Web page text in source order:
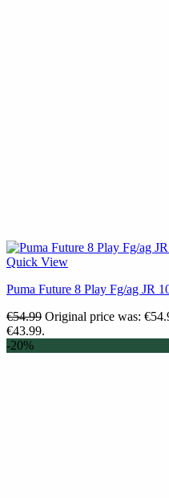
Quick View
Puma Future 8 Play Fg/ag JR
€54.99 Original price was:
€43.99.
-20%